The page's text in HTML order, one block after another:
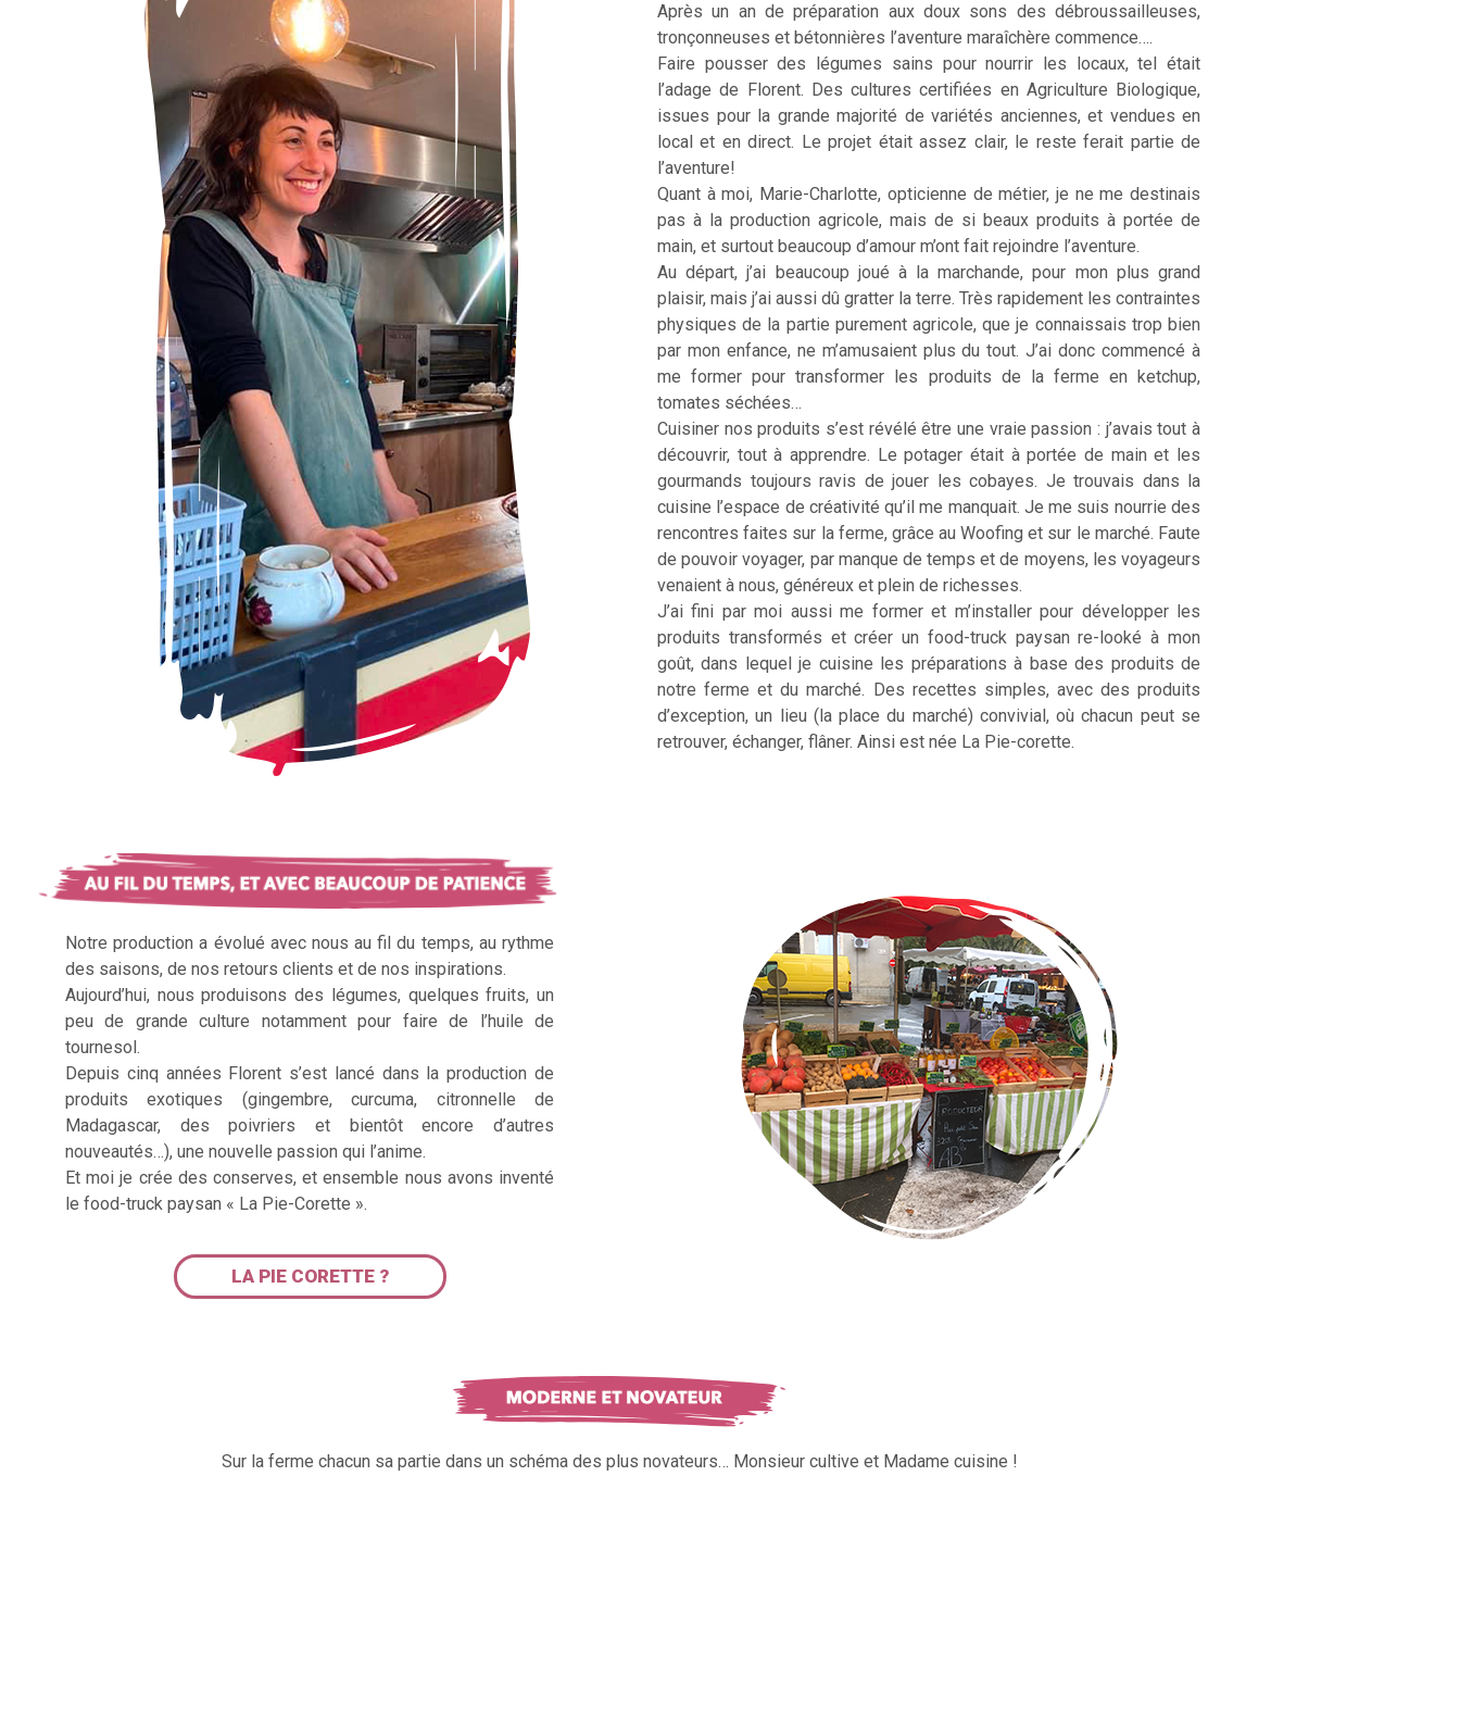
Après un an de préparation aux doux sons des débroussailleuses,
tronçonneuses et bétonnières l’aventure maraîchère commence….
Faire pousser des légumes sains pour nourrir les locaux, tel était
l’adage de Florent. Des cultures certifiées en Agriculture Biologique,
issues pour la grande majorité de variétés anciennes, et vendues en
local et en direct. Le projet était assez clair, le reste ferait partie de
l’aventure!
Quant à moi, Marie-Charlotte, opticienne de métier, je ne me destinais
pas à la production agricole, mais de si beaux produits à portée de
main, et surtout beaucoup d’amour m’ont fait rejoindre l’aventure.
Au départ, j’ai beaucoup joué à la marchande, pour mon plus grand
plaisir, mais j’ai aussi dû gratter la terre. Très rapidement les contraintes
physiques de la partie purement agricole, que je connaissais trop bien
par mon enfance, ne m’amusaient plus du tout. J’ai donc commencé à
me former pour transformer les produits de la ferme en ketchup,
tomates séchées…
Cuisiner nos produits s’est révélé être une vraie passion : j’avais tout à
découvrir, tout à apprendre. Le potager était à portée de main et les
gourmands toujours ravis de jouer les cobayes. Je trouvais dans la
cuisine l’espace de créativité qu’il me manquait. Je me suis nourrie des
rencontres faites sur la ferme, grâce au Woofing et sur le marché. Faute
de pouvoir voyager, par manque de temps et de moyens, les voyageurs
venaient à nous, généreux et plein de richesses.
J’ai fini par moi aussi me former et m’installer pour développer les
produits transformés et créer un food-truck paysan re-looké à mon
goût, dans lequel je cuisine les préparations à base des produits de
notre ferme et du marché. Des recettes simples, avec des produits
d’exception, un lieu (la place du marché) convivial, où chacun peut se
retrouver, échanger, flâner. Ainsi est née La Pie-corette.
Notre production a évolué avec nous au fil du temps, au rythme
des saisons, de nos retours clients et de nos inspirations.
Aujourd’hui, nous produisons des légumes, quelques fruits, un
peu de grande culture notamment pour faire de l’huile de
tournesol.
Depuis cinq années Florent s’est lancé dans la production de
produits exotiques (gingembre, curcuma, citronnelle de
Madagascar, des poivriers et bientôt encore d’autres
nouveautés…), une nouvelle passion qui l’anime.
Et moi je crée des conserves, et ensemble nous avons inventé
le food-truck paysan « La Pie-Corette ».
LA PIE CORETTE ?
Sur la ferme chacun sa partie dans un schéma des plus novateurs… Monsieur cultive et Madame cuisine !